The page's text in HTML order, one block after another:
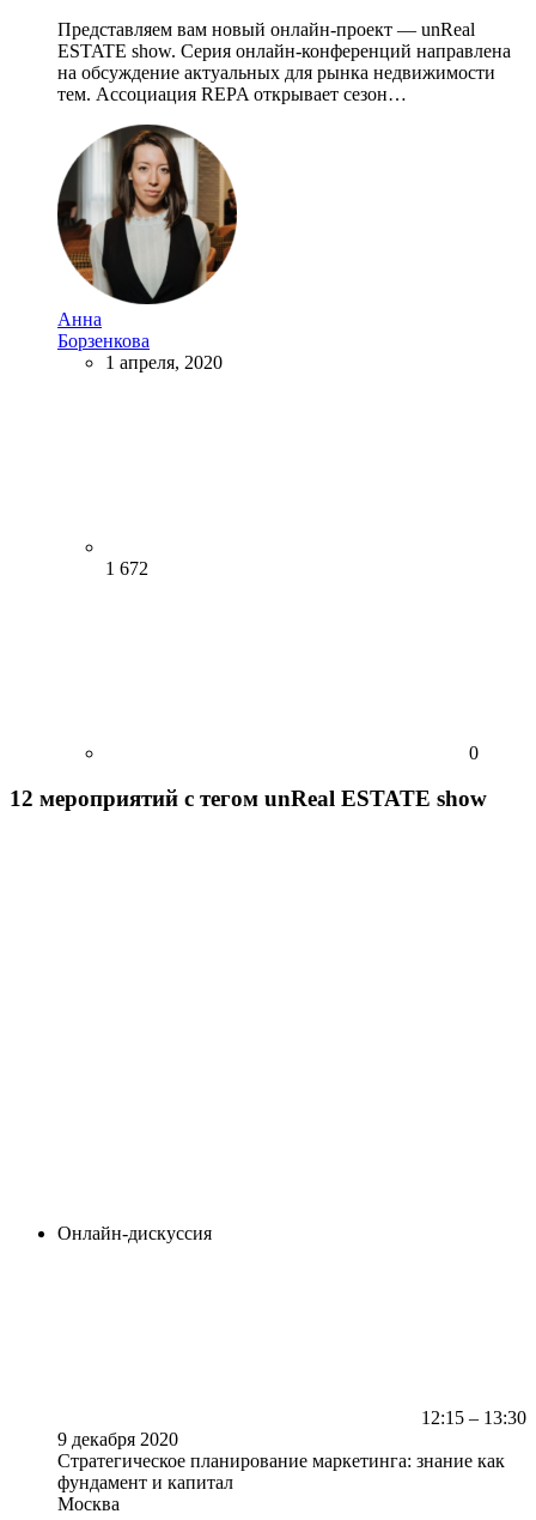
Представляем вам новый онлайн-проект — unReal
ESTATE show. Серия онлайн-конференций направлена
на обсуждение актуальных для рынка недвижимости
тем. Ассоциация REPA открывает сезон…
Анна
Борзенкова
1 апреля, 2020
1 672
0
12 мероприятий с тегом unReal ESTATE show
Онлайн-дискуссия
12:15 – 13:30
9 декабря 2020
Стратегическое планирование маркетинга: знание как
фундамент и капитал
Москва